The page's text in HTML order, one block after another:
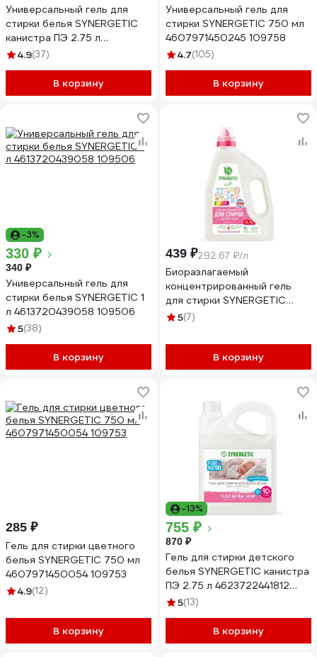
Универсальный гель для
стирки белья SYNERGETIC
канистра ПЭ 2.75 л
4623722441836 109275
4.9(37)
В корзину
Универсальный гель для
стирки SYNERGETIC 750 мл
4607971450245 109758
4.7(105)
В корзину
-3%
330 ₽
340 ₽
Универсальный гель для
стирки белья SYNERGETIC 1
л 4613720439058 109506
5(38)
В корзину
439 ₽292.67 ₽/л
Биоразлагаемый
концентрированный гель
для стирки SYNERGETIC
Color 1.5 л 109805
5(7)
В корзину
285 ₽
Гель для стирки цветного
белья SYNERGETIC 750 мл
4607971450054 109753
4.9(12)
В корзину
-13%
755 ₽
870 ₽
Гель для стирки детского
белья SYNERGETIC канистра
ПЭ 2.75 л 4623722441812
109271
5(13)
В корзину